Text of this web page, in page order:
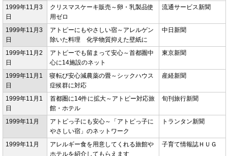
1999年11月3
日
クリスマスケーキ販売～卵・乳製品使
用ゼロ
流通サービス新聞
1999年11月3
日
アトピーにもやさしい宿～アレルゲン
除いた料理 化学物質抑えた壁紙に
中日新聞
1999年11月2
日
アトピーでも留まって安心～首都圏中
心に14施設のネット
東京新聞
1999年11月1
日
寝転び安心減農薬の畳～シックハウス
症候群に対応
産経新聞
1999年11月1
日
首都圏に14件に拡大～アトピー対応旅
館・ホテル
旬刊旅行新聞
1999年11月
アトピっ子にも安心～「アトピっ子に
やさしい宿」のネットワーク
トランタン新聞
1999年11月
アレルギー食を用意してくれる旅館や
ホテルを紹介してもらえます
子育て情報誌ＨＵＧ